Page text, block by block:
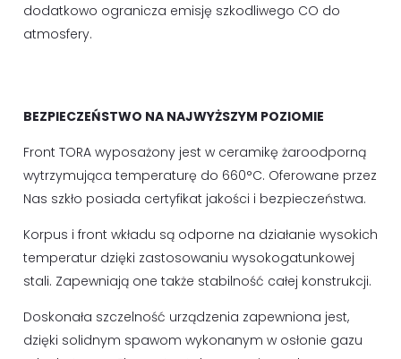
dodatkowo ogranicza emisję szkodliwego CO do
atmosfery.
BEZPIECZEŃSTWO NA NAJWYŻSZYM POZIOMIE
Front TORA wyposażony jest w ceramikę żaroodporną
wytrzymująca temperaturę do 660°C. Oferowane przez
Nas szkło posiada certyfikat jakości i bezpieczeństwa.
Korpus i front wkładu są odporne na działanie wysokich
temperatur dzięki zastosowaniu wysokogatunkowej
stali. Zapewniają one także stabilność całej konstrukcji.
Doskonała szczelność urządzenia zapewniona jest,
dzięki solidnym spawom wykonanym w osłonie gazu